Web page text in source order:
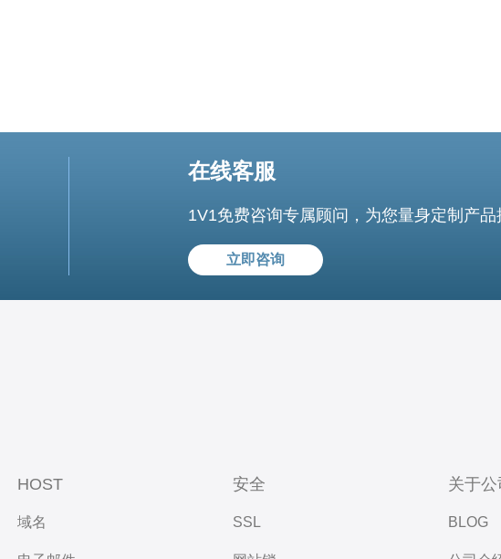
在线客服
1V1免费咨询专属顾问，为您量身定制产品
立即咨询
HOST
域名
安全
SSL
关于公
BLOG